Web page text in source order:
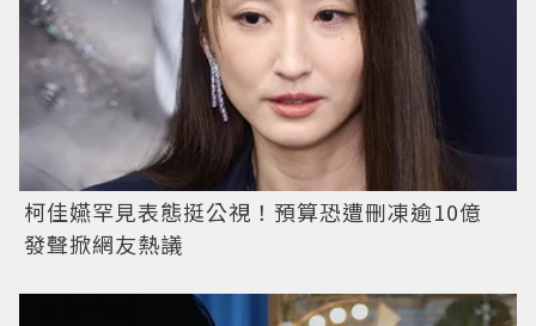
柯佳嬿罕見表態挺公視！預算恐遭刪凍逾10億
發聲掀網友熱議